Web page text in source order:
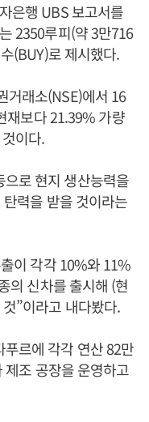
은행 UBS 보고서를
2350루피(약 3만716
(BUY)로 제시했다.
거래소(NSE)에서 16
재보다 21.39% 가량
이다.
로 현지 생산능력을
력을 받을 것이라는
이 각각 10%와 11%
의 신차를 출시해 (현
”이라고 내다봤다.
르에 각각 연산 82만
조 공장을 운영하고